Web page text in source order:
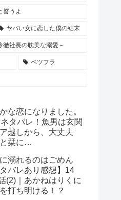
誓うよ
ヤバい女に恋した僕の結末
徹社長の耽美な溺愛～
ベツフラ
な恋になりました。
タバレ！魚男は玄関
越しから、大丈夫
栞に…
溺れるのはごめん
タバレあり感想】14
(2)｜あかねはりくに
打ち明ける！？